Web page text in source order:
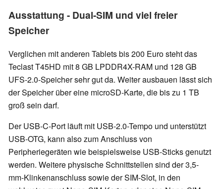
Ausstattung - Dual-SIM und viel freier
Speicher
Verglichen mit anderen Tablets bis 200 Euro steht das
Teclast T45HD mit 8 GB LPDDR4X-RAM und 128 GB
UFS-2.0-Speicher sehr gut da. Weiter ausbauen lässt sich
der Speicher über eine microSD-Karte, die bis zu 1 TB
groß sein darf.
Der USB-C-Port läuft mit USB-2.0-Tempo und unterstützt
USB-OTG, kann also zum Anschluss von
Peripheriegeräten wie beispielsweise USB-Sticks genutzt
werden. Weitere physische Schnittstellen sind der 3,5-
mm-Klinkenanschluss sowie der SIM-Slot, in den